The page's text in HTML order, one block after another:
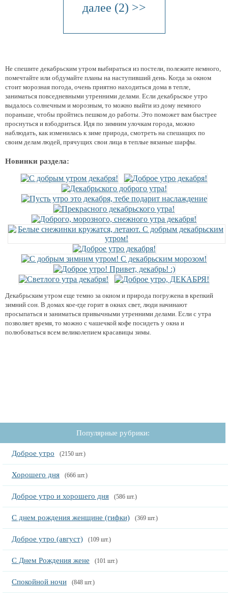
далее (2) >>
Не спешите декабрьским утром выбираться из постели, полежите немного,
помечтайте или обдумайте планы на наступивший день. Когда за окном
стоит морозная погода, очень приятно находиться дома в тепле,
заниматься повседневными утренними делами. Если декабрьское утро
выдалось солнечным и морозным, то можно выйти из дому немного
пораньше, чтобы пройтись пешком до работы. Это поможет вам быстрее
проснуться и взбодриться. Идя по зимним улочкам города, можно
наблюдать, как изменилась к зиме природа, смотреть на спешащих по
своим делам людей, прячущих свои лица в теплые вязаные шарфы.
Новинки раздела:
Декабрьским утром еще темно за окном и природа погружена в крепкий
зимний сон. В домах кое-где горит в окнах свет, люди начинают
просыпаться и заниматься привычными утренними делами. Если с утра
позволяет время, то можно с чашечкой кофе посидеть у окна и
полюбоваться всем великолепием красавицы зимы.
Популярные рубрики:
Доброе утро (2150 шт.)
Хорошего дня (666 шт.)
Доброе утро и хорошего дня (586 шт.)
С днем рождения женщине (гифки) (369 шт.)
Доброе утро (август) (109 шт.)
С Днем Рождения жене (101 шт.)
Спокойной ночи (848 шт.)